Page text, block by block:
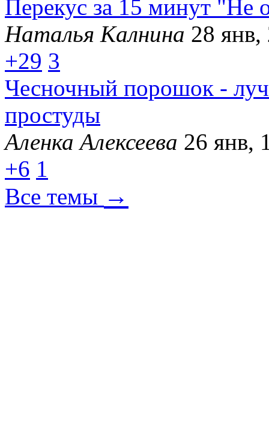
Перекус за 15 минут "Не
Наталья Калнина 28 янв,
+29 3
Чесночный порошок -
простуды
Аленка Алексеева 26 янв,
+6 1
Все темы →